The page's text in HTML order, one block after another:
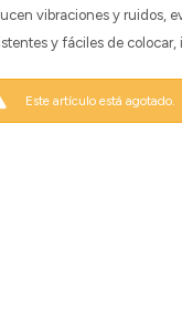
vibraciones y ruidos,
y fáciles de
Este artículo está agotado.